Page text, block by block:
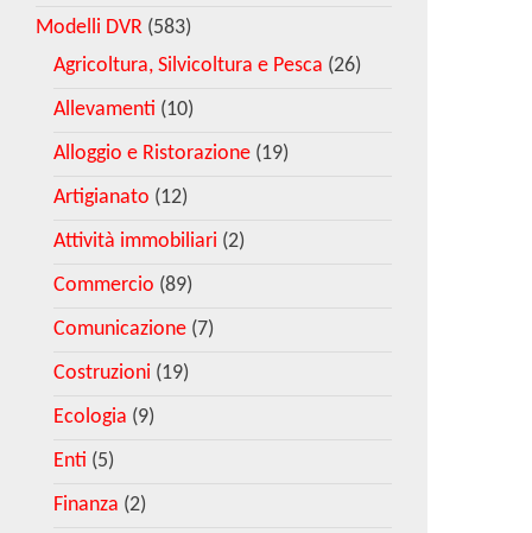
Modelli DVR (583)
Agricoltura, Silvicoltura e Pesca (26)
Allevamenti (10)
Alloggio e Ristorazione (19)
Artigianato (12)
Attività immobiliari (2)
Commercio (89)
Comunicazione (7)
Costruzioni (19)
Ecologia (9)
Enti (5)
Finanza (2)